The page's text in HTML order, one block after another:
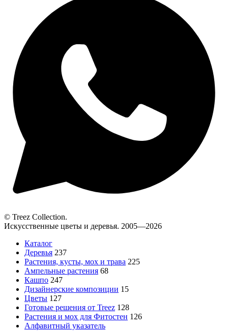
© Treez Collection.
Искусственные цветы и деревья. 2005—2026
Каталог
Деревья 237
Растения, кусты, мох и трава 225
Ампельные растения 68
Кашпо 247
Дизайнерские композиции 15
Цветы 127
Готовые решения от Treez 128
Растения и мох для Фитостен 126
Алфавитный указатель